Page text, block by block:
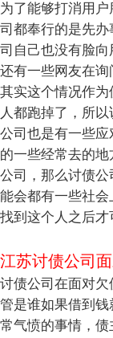
为了能够打消用
司都奉行的是先
司自己也没有脸向
还有一些网友在询
其实这个情况作
人都跑掉了，所
公司也是有一些
的一些经常去的
公司，那么讨债
能会都有一些社会
找到这个人之后才
江苏讨债公司
讨债公司在面对
管是谁如果借到
常气愤的事情，